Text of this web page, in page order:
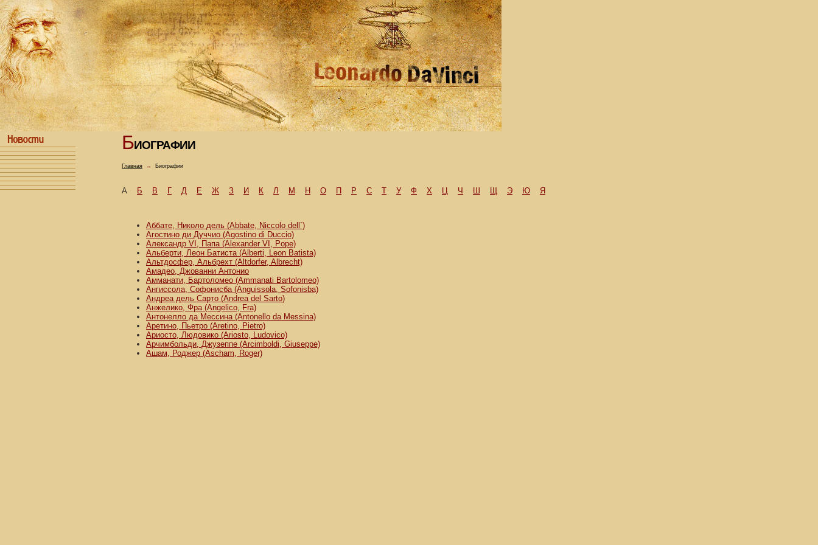
БИОГРАФИИ
Главная → Биографии
А Б В Г Д Е Ж З И К Л М H О П Р С Т У Ф Х Ц Ч Ш Щ Э Ю Я
Аббате, Николо дель (Abbate, Niccolo dell`)
Агостино ди Дуччио (Agostino di Duccio)
Александр VI, Папа (Alexander VI, Pope)
Альберти, Леон Батиста (Alberti, Leon Batista)
Альтдосфер, Альбрехт (Altdorfer, Albrecht)
Амадео, Джованни Антонио
Амманати, Бартоломео (Ammanati Bartolomeo)
Ангиссола, Софонисба (Anguissola, Sofonisba)
Андреа дель Сарто (Andrea del Sarto)
Анжелико, Фра (Angelico, Fra)
Антонелло да Мессина (Antonello da Messina)
Аретино, Пьетро (Aretino, Pietro)
Ариосто, Людовико (Ariosto, Ludovico)
Арчимбольди, Джузеппе (Arcimboldi, Giuseppe)
Ашам, Роджер (Ascham, Roger)